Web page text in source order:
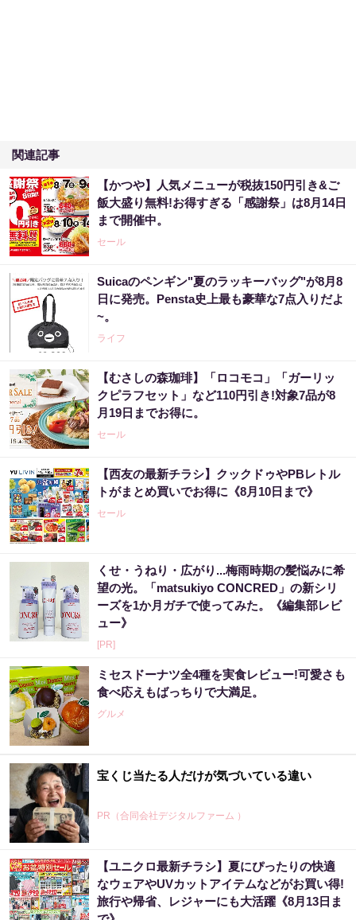
関連記事
【かつや】人気メニューが税抜150円引き&ご
飯大盛り無料!お得すぎる「感謝祭」は8月14日
まで開催中。
セール
Suicaのペンギン"夏のラッキーバッグ"が8月8
日に発売。Pensta史上最も豪華な7点入りだよ
~。
ライフ
【むさしの森珈琲】「ロコモコ」「ガーリッ
クピラフセット」など110円引き!対象7品が8
月19日までお得に。
セール
【西友の最新チラシ】クックドゥやPBレトル
トがまとめ買いでお得に《8月10日まで》
セール
くせ・うねり・広がり...梅雨時期の髪悩みに希
望の光。「matsukiyo CONCRED」の新シリ
ーズを1か月ガチで使ってみた。《編集部レビ
ュー》
[PR]
ミセスドーナツ全4種を実食レビュー!可愛さも
食べ応えもばっちりで大満足。
グルメ
宝くじ当たる人だけが気づいている違い
PR（合同会社デジタルファーム ）
宝くじ当たる人は“たまたま”じゃない?!
PR（合同会社デジタルファーム ）
【ユニクロ最新チラシ】夏にぴったりの快適
なウェアやUVカットアイテムなどがお買い得!
旅行や帰省、レジャーにも大活躍《8月13日ま